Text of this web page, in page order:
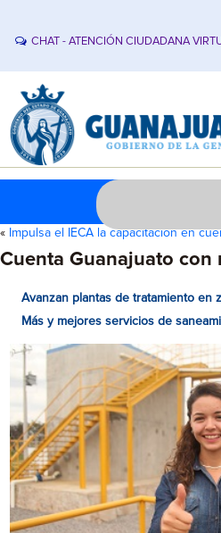
CHAT - ATENCIÓN CIUDADANA
« Impulsa el IECA la capacitación en
Cuenta Guanajuato
Avanzan plantas de tratamiento en
Más y mejores servicios de